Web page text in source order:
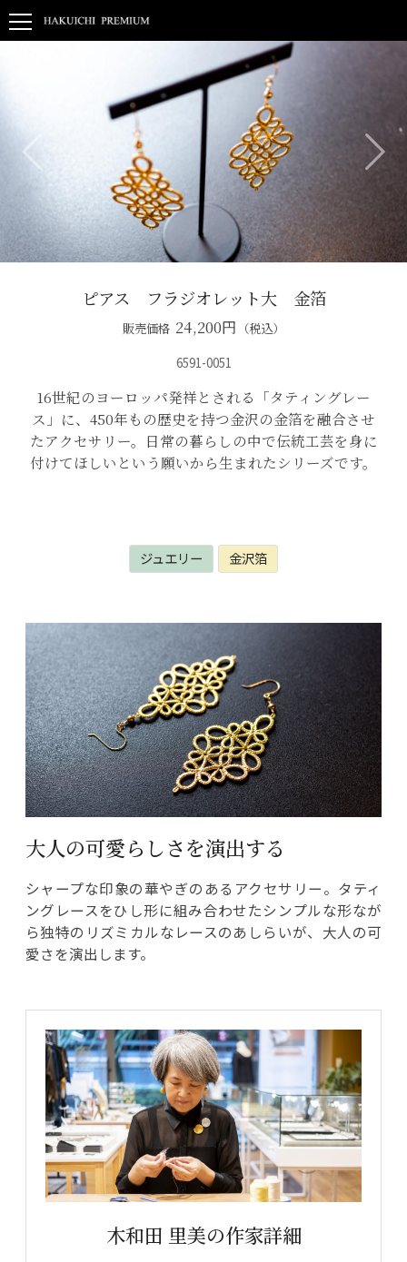
ピアス フラジオレット大 金箔
販売価格 24,200円 （税込）
6591-0051
16世紀のヨーロッパ発祥とされる「タティングレー
ス」に、450年もの歴史を持つ金沢の金箔を融合させ
たアクセサリー。日常の暮らしの中で伝統工芸を身に
付けてほしいという願いから生まれたシリーズです。
ジュエリー 金沢箔
大人の可愛らしさを演出する
シャープな印象の華やぎのあるアクセサリー。タティ
ングレースをひし形に組み合わせたシンプルな形なが
ら独特のリズミカルなレースのあしらいが、大人の可
愛さを演出します。
木和田 里美の作家詳細